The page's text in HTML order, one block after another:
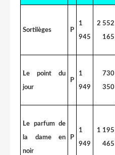
Sortilèges P
1
945
2 552
165
Le point du
jour
P
1
949
730
350
Le parfum de
la dame en
noir
P
1
949
1 195
465